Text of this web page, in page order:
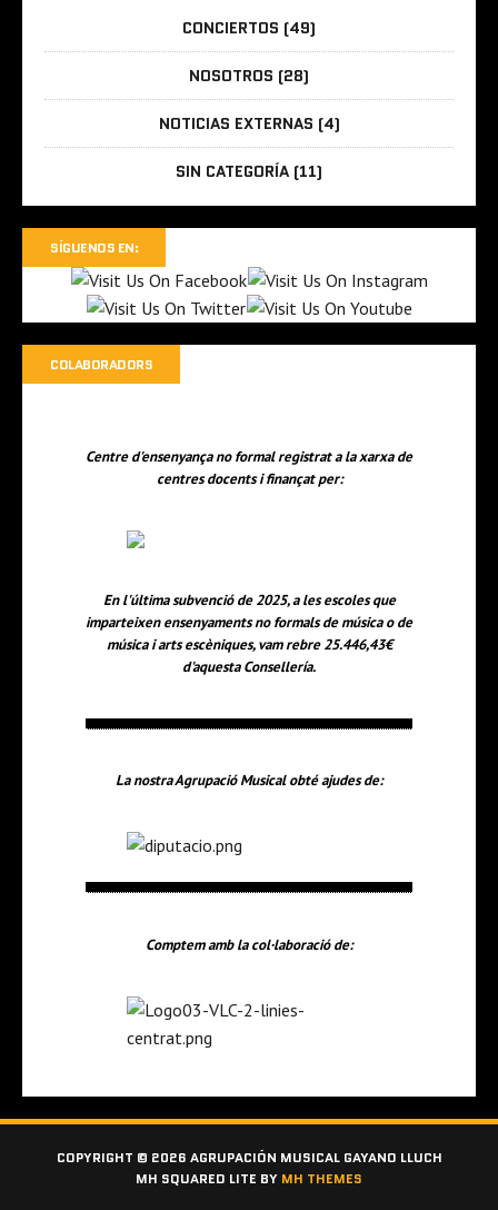
CONCIERTOS (49)
NOSOTROS (28)
NOTICIAS EXTERNAS (4)
SIN CATEGORÍA (11)
SÍGUENOS EN:
COLABORADORS
Centre d'ensenyança no formal registrat a la xarxa de
centres docents i finançat per:
En l'última subvenció de 2025, a les escoles que
imparteixen ensenyaments no formals de música o de
música i arts escèniques, vam rebre 25.446,43€
d'aquesta Consellería.
La nostra Agrupació Musical obté ajudes de:
Comptem amb la col·laboració de:
COPYRIGHT © 2026 AGRUPACIÓN MUSICAL GAYANO LLUCH
MH SQUARED LITE BY MH THEMES